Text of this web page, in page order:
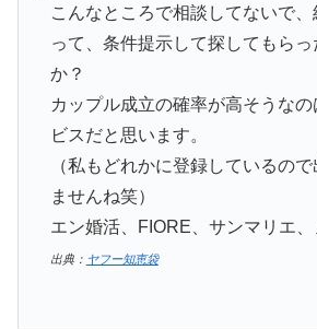
こんなところで相談してないで
って、条件提示して探してもら
か？
カップル成立の確率が高そうな
ビスだと思います。
（私もどれかに登録しているの
ませんね笑）
エン婚活、FIORE、サンマリエ、
出典： ヤフー知恵袋